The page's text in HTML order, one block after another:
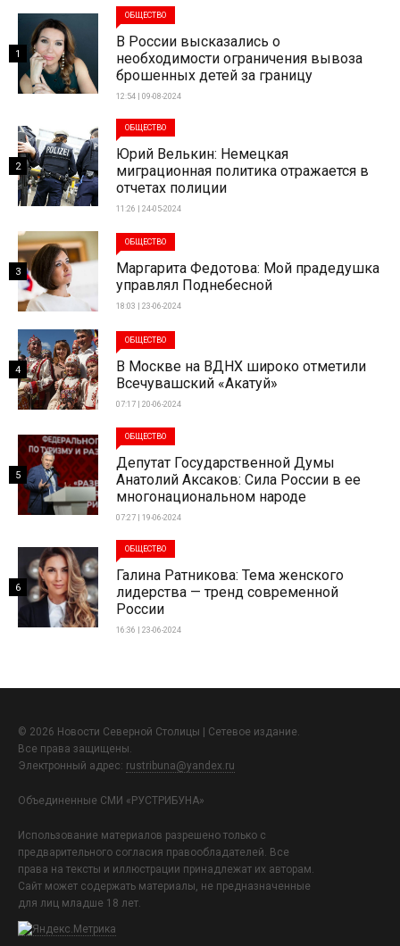
ОБЩЕСТВО
В России высказались о
необходимости ограничения вывоза
брошенных детей за границу
12:54 | 09-08-2024
1
ОБЩЕСТВО
Юрий Велькин: Немецкая
миграционная политика отражается в
отчетах полиции
11:26 | 24-05-2024
2
ОБЩЕСТВО
Маргарита Федотова: Мой прадедушка
управлял Поднебесной
18:03 | 23-06-2024
3
ОБЩЕСТВО
В Москве на ВДНХ широко отметили
Всечувашский «Акатуй»
07:17 | 20-06-2024
4
ОБЩЕСТВО
Депутат Государственной Думы
Анатолий Аксаков: Сила России в ее
многонациональном народе
07:27 | 19-06-2024
5
ОБЩЕСТВО
Галина Ратникова: Тема женского
лидерства — тренд современной
России
16:36 | 23-06-2024
6
© 2026 Новости Северной Столицы | Сетевое издание.
Все права защищены.
Электронный адрес: rustribuna@yandex.ru
Объединенные СМИ «РУСТРИБУНА»
Использование материалов разрешено только с
предварительного согласия правообладателей. Все
права на тексты и иллюстрации принадлежат их авторам.
Сайт может содержать материалы, не предназначенные
для лиц младше 18 лет.